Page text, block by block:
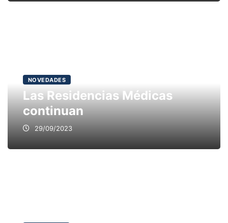
NOVEDADES
Las Residencias Médicas
continuan
29/09/2023